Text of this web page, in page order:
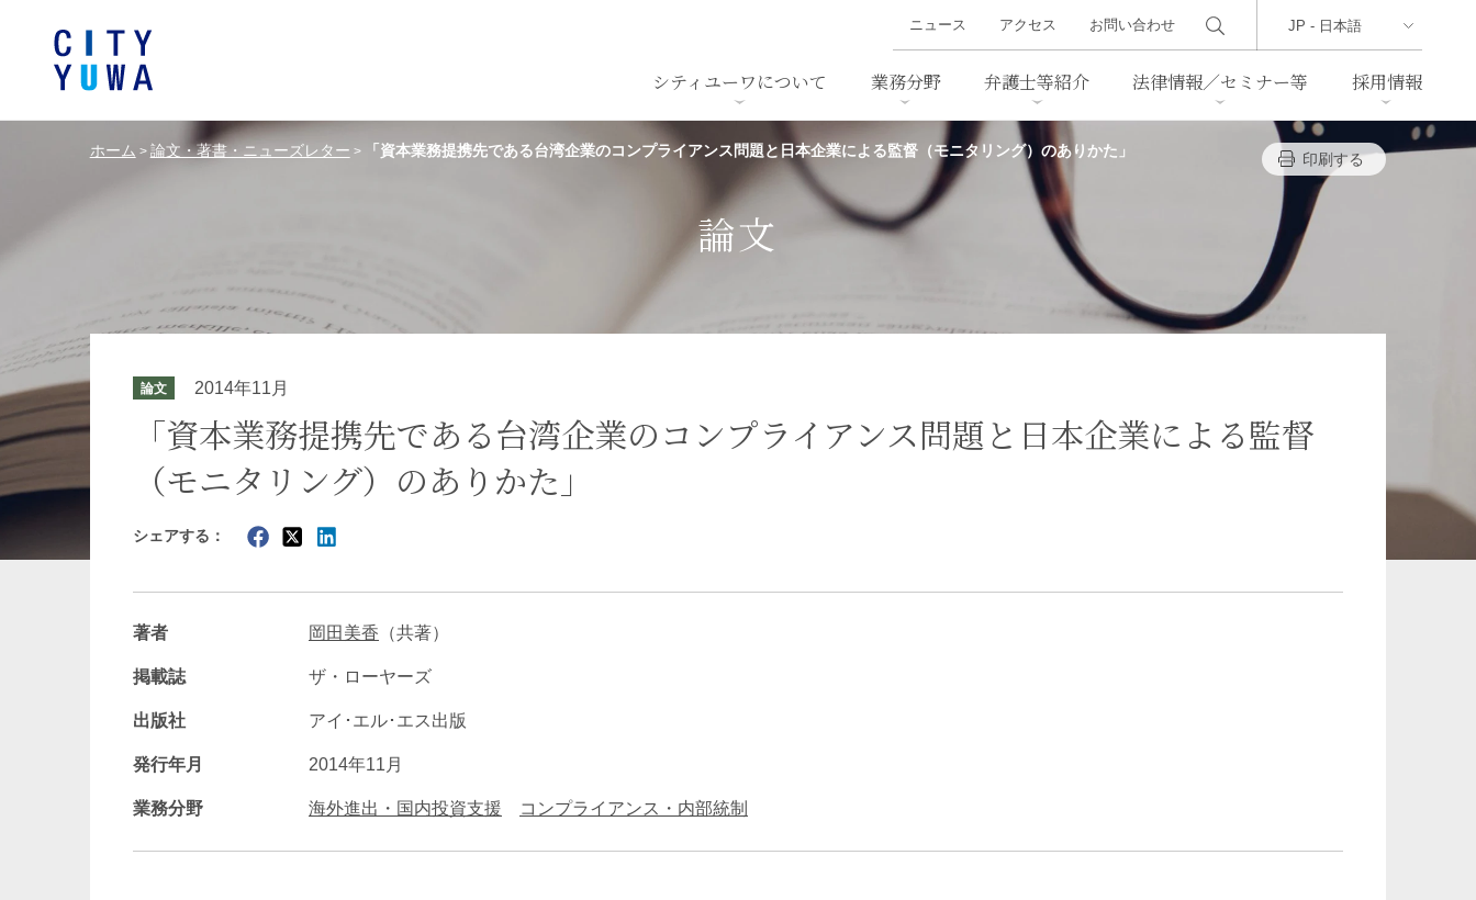
シティユーワについて
沿革 アクセス
業務分野
M&A 事業再生・倒産
通商法・経済安全保障
危機管理／コンプライアンス 中国法務
エネルギー・資源 ライフサイエンス・製薬 消費者向けサービス ヘルスケア
製造業 ファッション・小売
暗号資産・NFT
弁護士等紹介 法律情報／セミナー等
セミナー/講演等 ニューズレター 判例紹介
法律用語集
採用情報
スタッフ採用
ニュース アクセス お問い合わせ
ホーム > 論文・著書・ニューズレター > 「資本業務提携先である台湾企業のコンプライアンス問題と日本企業による監督（モニタリング）のありかた」 印刷する
論文
論文 2014年11月
「資本業務提携先である台湾企業のコンプライアンス問題と日本企業による監督
（モニタリング）のありかた」
シェアする：
著者 岡田美香 （共著）
掲載誌 ザ・ローヤーズ
出版社 アイ･エル･エス出版
発行年月 2014年11月
業務分野 海外進出・国内投資支援 コンプライアンス・内部統制